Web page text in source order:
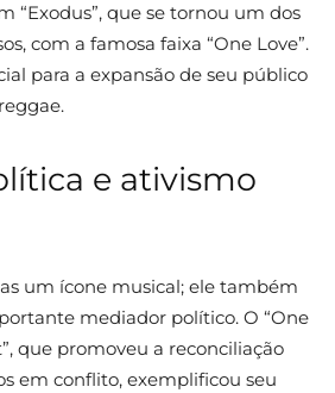
“Exodus”, que se tornou um dos
com a famosa faixa “One Love”.
para a expansão de seu público
e ativismo
um ícone musical; ele também
mediador político. O “One
que promoveu a reconciliação
em conflito, exemplificou seu